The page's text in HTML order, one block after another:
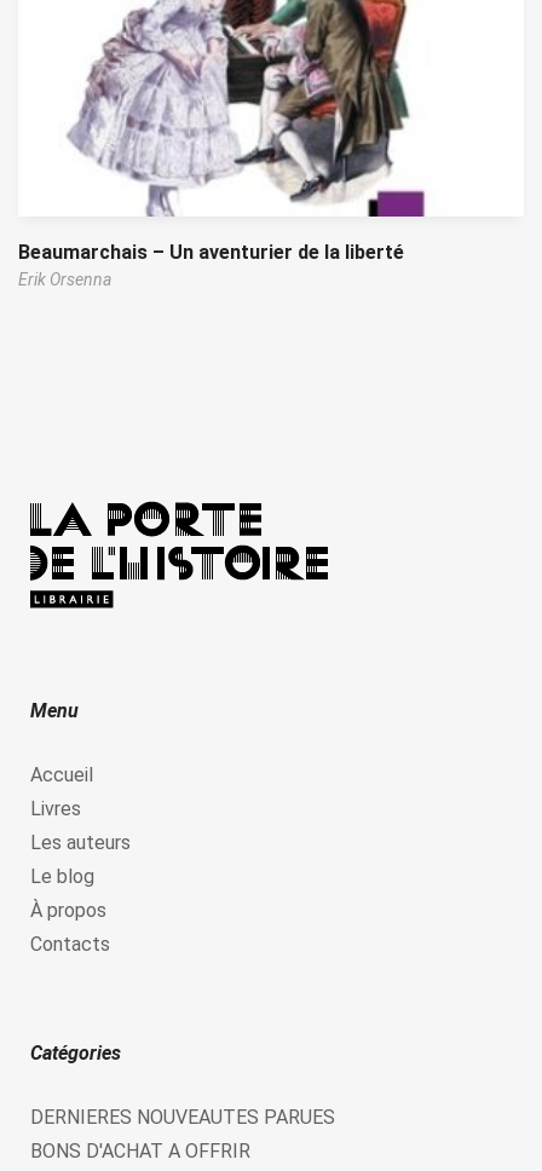
Beaumarchais – Un aventurier de la liberté
Erik Orsenna
Menu
Accueil
Livres
Les auteurs
Le blog
À propos
Contacts
Catégories
DERNIERES NOUVEAUTES PARUES
BONS D'ACHAT A OFFRIR